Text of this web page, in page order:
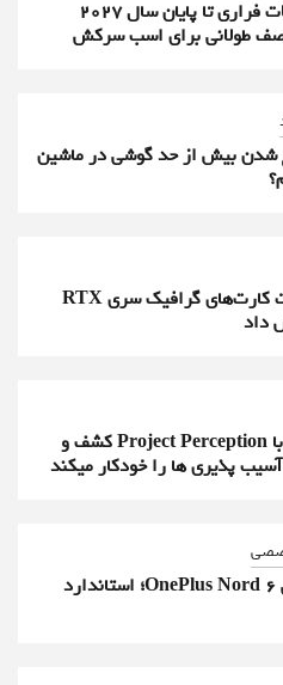
تمامی محصولات فراری تا پایان سال ۲۰۲۷
طولانی برای اسب سرکش
شدن بیش از حد گوشی در ماشین
ایسوس قیمت کارت‌های گرافیک سری RTX
مایکروسافت با Project Perception کشف و
پذیری ها را خودکار میکند
بررسی گوشی OnePlus Nord 6؛ استاندارد